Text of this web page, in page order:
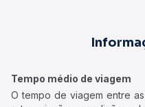
Tempo médio de viagem
O tempo de viagem entre